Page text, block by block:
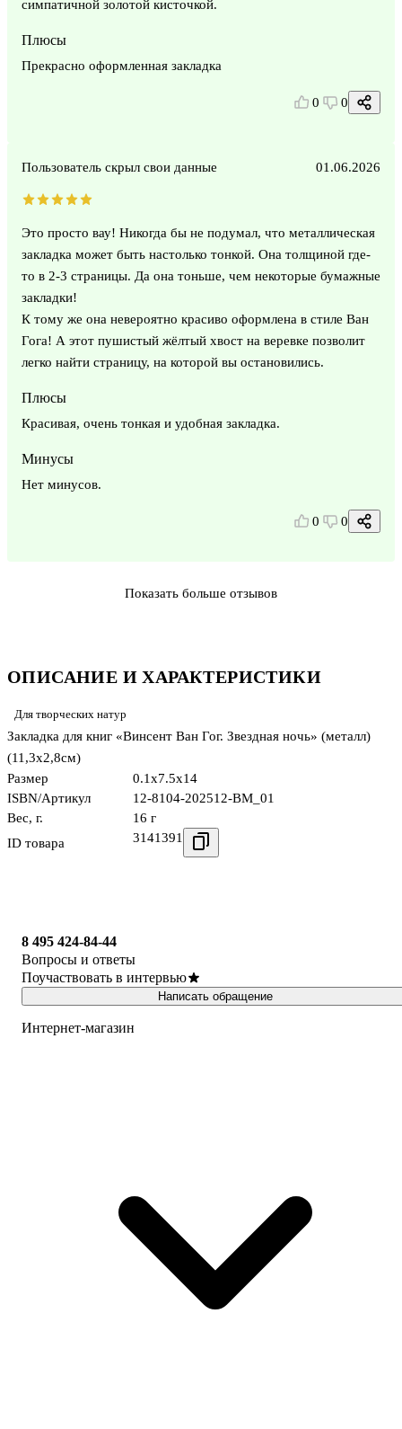
ОПИСАНИЕ И ХАРАКТЕРИСТИКИ
Для творческих натур
Закладка для книг «Винсент Ван Гог. Звездная ночь» (металл)
(11,3х2,8см)
Размер
0.1x7.5x14
ISBN/Артикул
12-8104-202512-BM_01
Вес, г.
16 г
ID товара
3141391
симпатичной золотой кисточкой.
Плюсы
Прекрасно оформленная закладка
0 0
Пользователь скрыл свои данные 01.06.2026
Это просто вау! Никогда бы не подумал, что металлическая
закладка может быть настолько тонкой. Она толщиной где-
то в 2-3 страницы. Да она тоньше, чем некоторые бумажные
закладки!
К тому же она невероятно красиво оформлена в стиле Ван
Гога! А этот пушистый жёлтый хвост на веревке позволит
легко найти страницу, на которой вы остановились.
Плюсы
Красивая, очень тонкая и удобная закладка.
Минусы
Нет минусов.
0 0
Показать больше отзывов
8 495 424-84-44
Вопросы и ответы
Поучаствовать в интервью
Написать обращение
Интернет-магазин